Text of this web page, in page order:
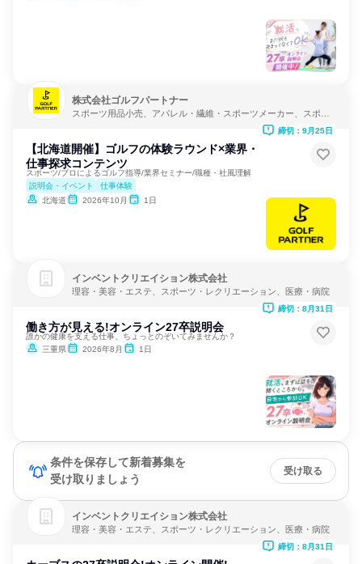
株式会社ゴルフパートナー
スポーツ用品小売、アパレル・繊維・スポーツメーカー、スポー
【北海道開催】ゴルフの体験ラウンド×業界・
仕事探求コンテンツ
スポーツ/プロによるゴルフ指導/業界セミナー/職種・社風理解
説明会・イベント
仕事体験
北海道
2026年10月 1日
締切：9月25日
インベントクリエイション株式会社
理容・美容・エステ、スポーツ・レクリエーション、医療・病院
働き方が見える!オンライン27卒説明会
誰かの健康を支える仕事、ちょっとのぞいてみませんか？
三重県
2026年8月 1日
締切：8月31日
条件を保存して新着募集を
受け取りましょう
受け取る
インベントクリエイション株式会社
理容・美容・エステ、スポーツ・レクリエーション、医療・病院
締切：8月31日